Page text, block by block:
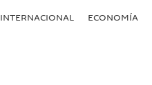
INTERNACIONAL ECONOMÍA